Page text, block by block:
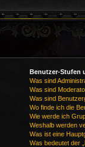
Benutzer-Stufen
Was sind
Was sind
Was sind
Wo finde ich die
Wie werde ich
Weshalb werden
Was ist eine
Was bedeutet der